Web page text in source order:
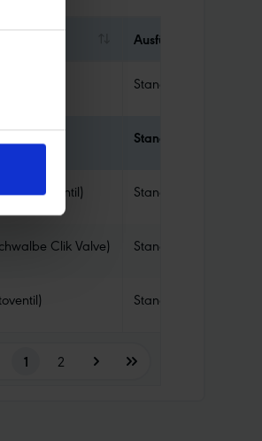
Ausführung Schlauch
Standard
Standard
Ventil) Standard
Clik Valve) Standard
Standard
1 2